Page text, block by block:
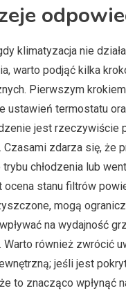
klimatyzacja nie
warto podjąć kilka
Pierwszym
ustawień termostatu
jest rzeczywiście
Czasami zdarza się, że
chłodzenia lub
ocena stanu filtrów
mogą
na wydajność
Warto również zwrócić
jeśli jest
to znacząco wpłynąć